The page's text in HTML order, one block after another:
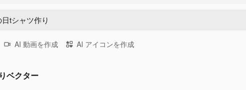
AI 動画を作成 AI アイコンを作成
ベクター